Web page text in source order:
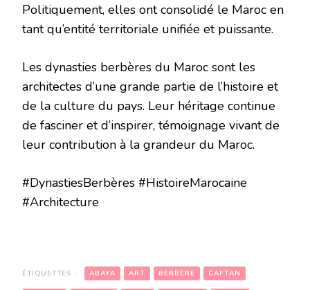
Politiquement, elles ont consolidé le Maroc en
tant qu’entité territoriale unifiée et puissante.
Les dynasties berbères du Maroc sont les
architectes d’une grande partie de l’histoire et
de la culture du pays. Leur héritage continue
de fasciner et d’inspirer, témoignage vivant de
leur contribution à la grandeur du Maroc.
#DynastiesBerbères #HistoireMarocaine
#Architecture
ÉTIQUETTES : ABAYA ART BERBERE CAFTAN